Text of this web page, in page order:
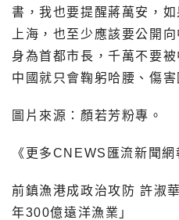
書，我也要提醒蔣萬安，
上海，也至少應該要公開
身為首都市長，千萬不要
中國就只會鞠躬哈腰、傷害
圖片來源：顏若芳粉專。
《更多CNEWS匯流新聞網
前鎮漁港成政治攻防 許淑
年300億遠洋漁業」